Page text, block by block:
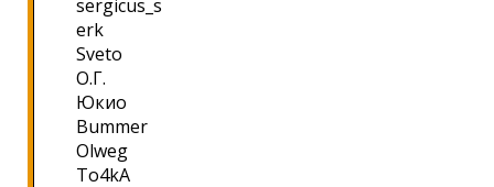
sergicus_s
erk
Sveto
О.Г.
Юкио
Bummer
Olweg
To4kA